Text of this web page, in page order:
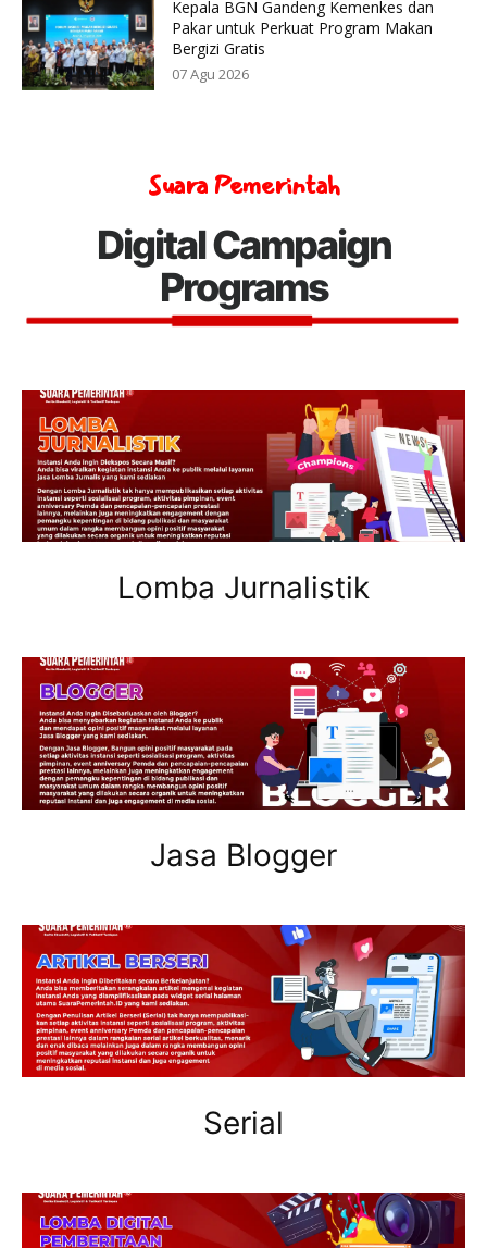
Kepala BGN Gandeng Kemenkes dan
Pakar untuk Perkuat Program Makan
Bergizi Gratis
07 Agu 2026
Suara Pemerintah
Digital Campaign
Programs
Lomba Jurnalistik
Jasa Blogger
Serial